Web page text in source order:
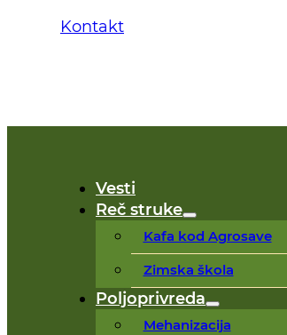
Kontakt
Vesti
Reč struke
Kafa kod Agrosave
Zimska škola
Poljoprivreda
Mehanizacija